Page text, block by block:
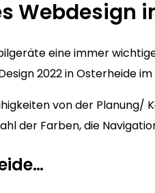
Webdesign
eine immer
2022 in Osterheide im
von der Planung/
der Farben, die